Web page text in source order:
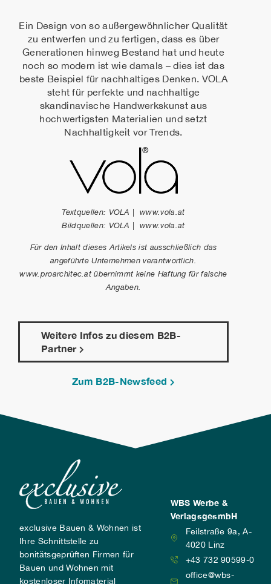
Ein Design von so außergewöhnlicher Qualität
zu entwerfen und zu fertigen, dass es über
Generationen hinweg Bestand hat und heute
noch so modern ist wie damals – dies ist das
beste Beispiel für nachhaltiges Denken. VOLA
steht für perfekte und nachhaltige
skandinavische Handwerkskunst aus
hochwertigsten Materialien und setzt
Nachhaltigkeit vor Trends.
Textquellen: VOLA | www.vola.at
Bildquellen: VOLA | www.vola.at
Für den Inhalt dieses Artikels ist ausschließlich das
angeführte Unternehmen verantwortlich.
www.proarchitec.at übernimmt keine Haftung für falsche
Angaben.
Weitere Infos zu diesem B2B-
Partner
Zum B2B-Newsfeed
exclusive Bauen & Wohnen ist
Ihre Schnittstelle zu
bonitätsgeprüften Firmen für
Bauen und Wohnen mit
kostenloser Infomaterial
WBS Werbe &
VerlagsgesmbH
Feilstraße 9a, A-
4020 Linz
+43 732 90599-0
office@wbs-